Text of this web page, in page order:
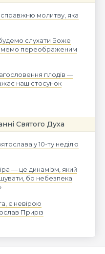
молитву, яка
слухати Боже
переображеним
плодів —
наш стосунок
Святого Духа
у 10-ту неділю
— це динамізм, який
бо небезпека
є невірою
Приріз